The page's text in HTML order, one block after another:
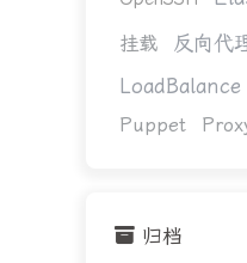
挂载 反向代
LoadBalance
Puppet
归档